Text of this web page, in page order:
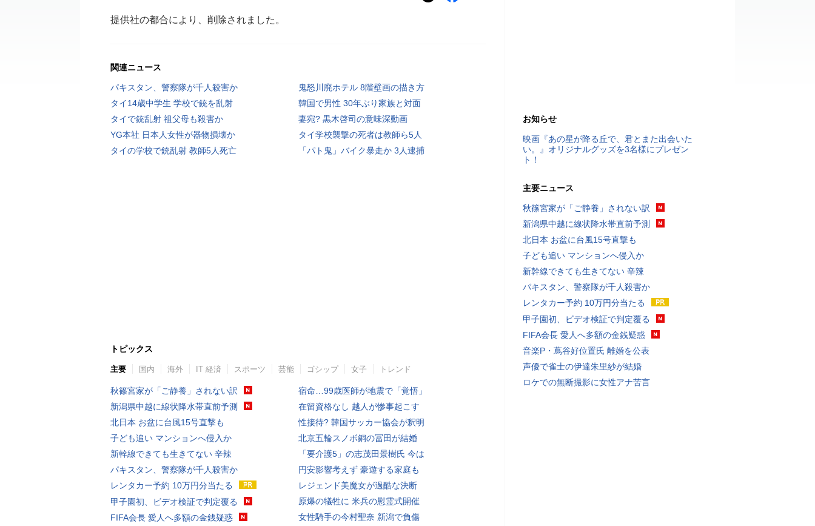
提供社の都合により、削除されました。
関連ニュース
パキスタン、警察隊が千人殺害か
鬼怒川廃ホテル 8階壁画の描き方
タイ14歳中学生 学校で銃を乱射
韓国で男性 30年ぶり家族と対面
タイで銃乱射 祖父母も殺害か
妻宛? 黒木啓司の意味深動画
YG本社 日本人女性が器物損壊か
タイ学校襲撃の死者は教師ら5人
タイの学校で銃乱射 教師5人死亡
「パト鬼」バイク暴走か 3人逮捕
トピックス
主要 国内 海外 IT 経済 スポーツ 芸能 ゴシップ 女子 トレンド
秋篠宮家が「ご静養」されない訳
新潟県中越に線状降水帯直前予測
北日本 お盆に台風15号直撃も
子ども追い マンションへ侵入か
新幹線できても生きてない 辛辣
パキスタン、警察隊が千人殺害か
レンタカー予約 10万円分当たる
甲子園初、ビデオ検証で判定覆る
FIFA会長 愛人へ多額の金銭疑惑
宿命…99歳医師が地震で「覚悟」
在留資格なし 越人が惨事起こす
性接待? 韓国サッカー協会が釈明
北京五輪スノボ銅の冨田が結婚
「要介護5」の志茂田景樹氏 今は
円安影響考えず 豪遊する家庭も
レジェンド美魔女が過酷な決断
原爆の犠牲に 米兵の慰霊式開催
女性騎手の今村聖奈 新潟で負傷
お知らせ
映画『あの星が降る丘で、君とまた出会いた
い。』オリジナルグッズを3名様にプレゼン
ト！
主要ニュース
秋篠宮家が「ご静養」されない訳
新潟県中越に線状降水帯直前予測
北日本 お盆に台風15号直撃も
子ども追い マンションへ侵入か
新幹線できても生きてない 辛辣
パキスタン、警察隊が千人殺害か
レンタカー予約 10万円分当たる
甲子園初、ビデオ検証で判定覆る
FIFA会長 愛人へ多額の金銭疑惑
音楽P・蔦谷好位置氏 離婚を公表
声優で雀士の伊達朱里紗が結婚
ロケでの無断撮影に女性アナ苦言